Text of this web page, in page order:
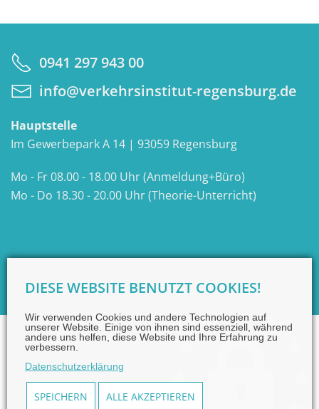
DIESE WEBSITE BENUTZT COOKIES!
Wir verwenden Cookies und andere Technologien auf
unserer Website. Einige von ihnen sind essenziell, während
andere uns helfen, diese Website und Ihre Erfahrung zu
verbessern.
Datenschutzerklärung
SPEICHERN ALLE AKZEPTIEREN
0941 297 943 00
info@verkehrsinstitut-regensburg.de
Hauptstelle
Im Gewerbepark A 14 | 93059 Regensburg
Mo - Fr 08.00 - 18.00 Uhr (Anmeldung+Büro)
Mo - Do 18.30 - 20.00 Uhr (Theorie-Unterricht)
IMPRESSUM
JOBS